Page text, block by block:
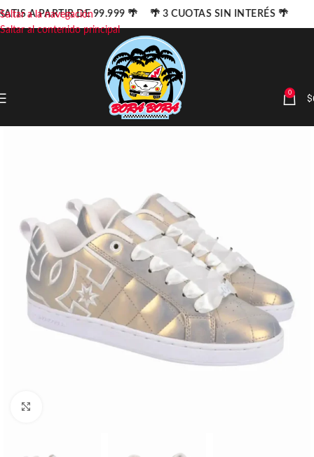
Saltar a la navegación
Saltar al contenido principal
0 $
A PARTIR DE 99.999 🌴 🌴 3 CUOTAS SIN INTERÉS 🌴